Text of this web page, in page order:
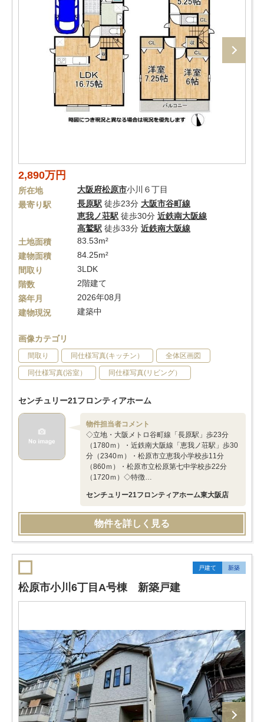
2,890万円
所在地 大阪府松原市小川６丁目
最寄り駅
長原駅 徒歩23分 大阪市谷町線
恵我ノ荘駅 徒歩30分 近鉄南大阪線
高鷲駅 徒歩33分 近鉄南大阪線
土地面積
83.53m²
建物面積
84.25m²
間取り
3LDK
階数
2階建て
築年月
2026年08月
建物現況
建築中
画像カテゴリ
間取り 同仕様写真(キッチン） 全体区画図
同仕様写真(浴室） 同仕様写真(リビング）
センチュリー21フロンティアホーム
物件担当者コメント
◇立地・大阪メトロ谷町線「長原駅」歩23分
（1780ｍ）・近鉄南大阪線「恵我ノ荘駅」歩30
分（2340ｍ）・松原市立恵我小学校歩11分
（860ｍ）・松原市立松原第七中学校歩22分
（1720ｍ）◇特徴…
センチュリー21フロンティアホーム東大阪店
物件を詳しく見る
戸建て 新築
松原市小川6丁目A号棟 新築戸建